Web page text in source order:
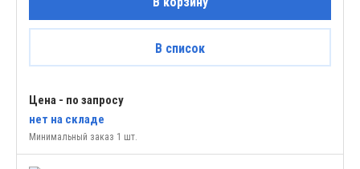
Минимальный заказ 1 шт.
В список
Цена - по запросу
нет на складе